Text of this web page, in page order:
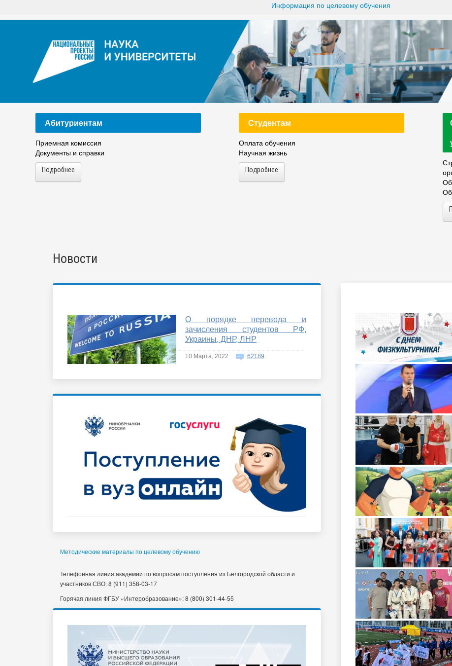
Библиотека
Спорт-норма жизни Оценка качества образования
Год педагога и наставника 2023
Попечительский совет
Единое окно по решению
поддержки молодых
семей и матерей (отцов) с
Информация по целевому обучения
Абитуриентам
Приемная комиссия
Документы и справки
Подробнее
Студентам
Оплата обучения
Научная жизнь
Подробнее
Новости
О порядке перевода и
зачисления студентов РФ,
Украины, ДНР, ЛНР
10 Марта, 2022 62189
Методические материалы по целевому обучению
Телефонная линия академии по вопросам поступления из Белгородской области и
участников СВО: 8 (911) 358-03-17
Горячая линия ФГБУ «Интеробразование»: 8 (800) 301-44-55